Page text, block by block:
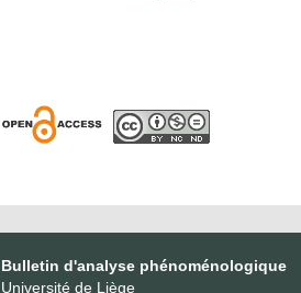
Bulletin d'analyse phénoménologique
Université de Liège